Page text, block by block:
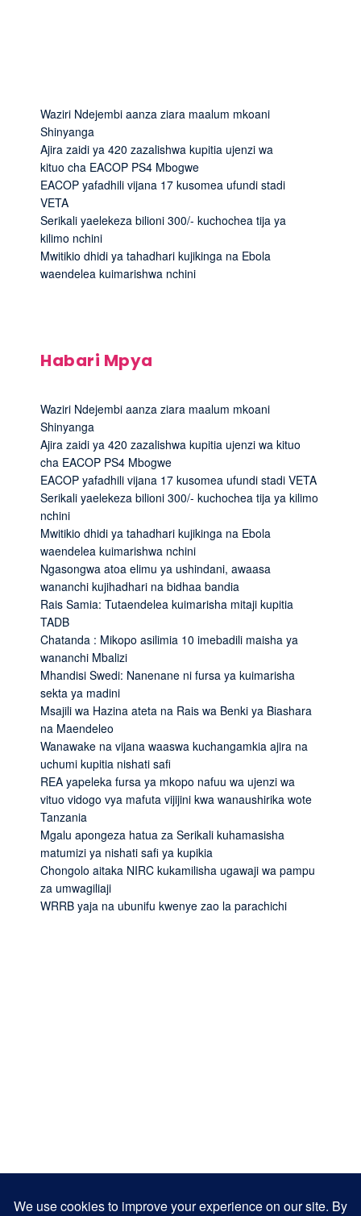
Waziri Ndejembi aanza ziara maalum mkoani
Shinyanga
Ajira zaidi ya 420 zazalishwa kupitia ujenzi wa
kituo cha EACOP PS4 Mbogwe
EACOP yafadhili vijana 17 kusomea ufundi stadi
VETA
Serikali yaelekeza bilioni 300/- kuchochea tija ya
kilimo nchini
Mwitikio dhidi ya tahadhari kujikinga na Ebola
waendelea kuimarishwa nchini
Habari Mpya
Waziri Ndejembi aanza ziara maalum mkoani
Shinyanga
Ajira zaidi ya 420 zazalishwa kupitia ujenzi wa kituo
cha EACOP PS4 Mbogwe
EACOP yafadhili vijana 17 kusomea ufundi stadi VETA
Serikali yaelekeza bilioni 300/- kuchochea tija ya kilimo
nchini
Mwitikio dhidi ya tahadhari kujikinga na Ebola
waendelea kuimarishwa nchini
Ngasongwa atoa elimu ya ushindani, awaasa
wananchi kujihadhari na bidhaa bandia
Rais Samia: Tutaendelea kuimarisha mitaji kupitia
TADB
Chatanda : Mikopo asilimia 10 imebadili maisha ya
wananchi Mbalizi
Mhandisi Swedi: Nanenane ni fursa ya kuimarisha
sekta ya madini
Msajili wa Hazina ateta na Rais wa Benki ya Biashara
na Maendeleo
Wanawake na vijana waaswa kuchangamkia ajira na
uchumi kupitia nishati safi
REA yapeleka fursa ya mkopo nafuu wa ujenzi wa
vituo vidogo vya mafuta vijijini kwa wanaushirika wote
Tanzania
Mgalu apongeza hatua za Serikali kuhamasisha
matumizi ya nishati safi ya kupikia
Chongolo aitaka NIRC kukamilisha ugawaji wa pampu
za umwagiliaji
WRRB yaja na ubunifu kwenye zao la parachichi